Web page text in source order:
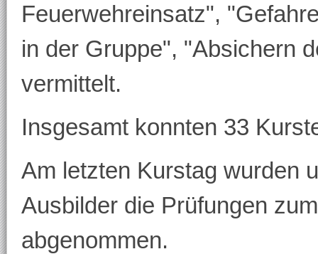
Feuerwehreinsatz",
in der Gruppe", "Absichern
vermittelt.
Insgesamt konnten 33
Am letzten Kurstag wurden
Ausbilder die Prüfungen
abgenommen.